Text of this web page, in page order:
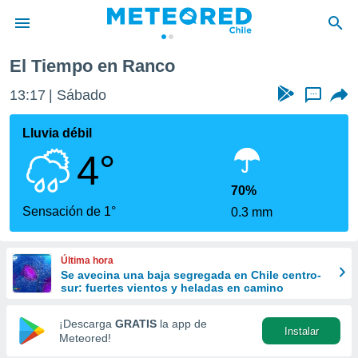
de
por
se
calidad.
a este
las
y
forma
digital
basada
El Tiempo en Ranco
13:17 Sábado ...
Lluvia débil
4°
Sensación de 1°
70%
0.3 mm
Última hora
Se avecina una baja segregada en Chile centro-
sur: fuertes vientos y heladas en camino
¡Descarga GRATIS la app de
Meteored!
Instalar